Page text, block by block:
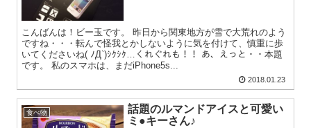
こんばんは！ビー玉です。 昨日から関東地方が雪で大荒れのよう
ですね・・・転んで怪我とかしないように気を付けて、慎重に歩
いてくださいね( ﾉД`)ｼｸｼｸ…くれぐれも！！ あ、えっと・・本題
です。 私のスマホは、まだiPhone5s...
2018.01.23
食べ物
話題のルマンドアイスと可愛い
ミ●キーさん♪